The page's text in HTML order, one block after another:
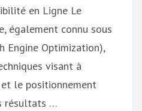
en Ligne Le
également connu sous
Engine Optimization),
visant à
le positionnement
résultats …